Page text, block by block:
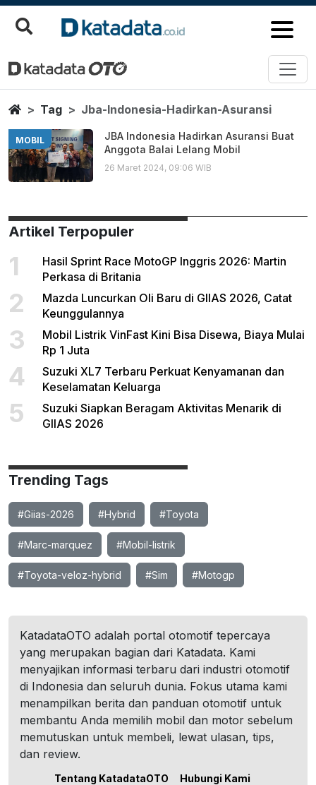
Jba Indonesia Hadirkan
Berita Terbaru
HomeTag Jba-Indonesia-Hadirkan-Asuransi
MOBIL
JBA Indonesia Hadirkan Asuransi Buat
Anggota Balai Lelang Mobil
26 Maret 2024, 09:06 WIB
Artikel Terpopuler
1
Hasil Sprint Race MotoGP Inggris 2026: Martin
Perkasa di Britania
2
Mazda Luncurkan Oli Baru di GIIAS 2026, Catat
Keunggulannya
3
Mobil Listrik VinFast Kini Bisa Disewa, Biaya Mulai
Rp 1 Juta
4
Suzuki XL7 Terbaru Perkuat Kenyamanan dan
Keselamatan Keluarga
5
Suzuki Siapkan Beragam Aktivitas Menarik di
GIIAS 2026
Trending Tags
#Giias-2026 #Hybrid #Toyota
#Marc-marquez #Mobil-listrik
#Toyota-veloz-hybrid #Sim #Motogp
KatadataOTO adalah portal otomotif tepercaya
yang merupakan bagian dari Katadata. Kami
menyajikan informasi terbaru dari industri otomotif
di Indonesia dan seluruh dunia. Fokus utama kami
menampilkan berita dan panduan otomotif untuk
membantu Anda memilih mobil dan motor sebelum
memutuskan untuk membeli, lewat ulasan, tips,
dan review.
Tentang KatadataOTO Hubungi Kami